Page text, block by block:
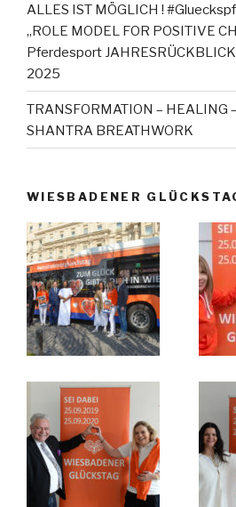
ALLES IST MÖGLICH !
„ROLE MODEL FOR POSITIVE
Pferdesport
2025
TRANSFORMATION – HEALING
SHANTRA BREATHWORK
WIESBADENER